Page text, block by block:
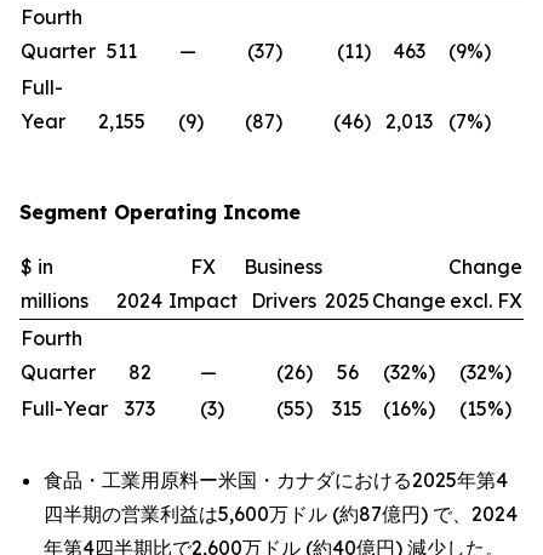
Fourth
Quarter 511 — (37) (11) 463 (9%)
Full-
Year
2,155 (9) (87) (46) 2,013 (7%)
Segment Operating Income
$ in
millions
2024
FX
Impact
Business
Drivers 2025 Change
Change
excl. FX
Fourth
Quarter
82 — (26) 56 (32%) (32%)
Full-Year
373 (3) (55) 315 (16%) (15%)
食品・工業用原料ー米国・カナダにおける2025年第4
四半期の営業利益は5,600万ドル (約87億円) で、2024
年第4四半期比で2,600万ドル (約40億円) 減少した。